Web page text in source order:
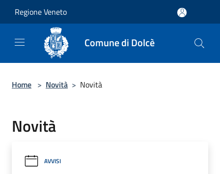
Regione Veneto
Comune di Dolcè
Home > Novità > Novità
Novità
AVVISI